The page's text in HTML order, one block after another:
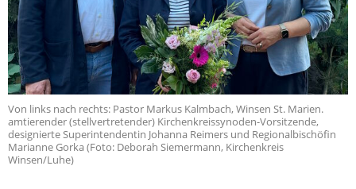
Von links nach rechts: Pastor Markus Kalmbach, Winsen St. Marien.
amtierender (stellvertretender) Kirchenkreissynoden-Vorsitzende,
designierte Superintendentin Johanna Reimers und Regionalbischöfin
Marianne Gorka (Foto: Deborah Siemermann, Kirchenkreis
Winsen/Luhe)